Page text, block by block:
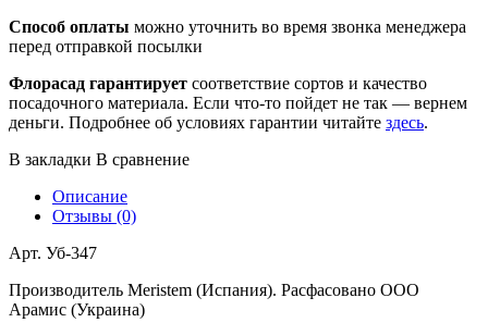
Способ оплаты можно уточнить во время звонка менеджера
перед отправкой посылки
Флорасад гарантирует соответствие сортов и качество
посадочного материала. Если что-то пойдет не так — вернем
деньги. Подробнее об условиях гарантии читайте здесь.
В закладки В сравнение
Описание
Отзывы (0)
Арт. Уб-347
Производитель Meristem (Испания). Расфасовано ООО
Арамис (Украина)